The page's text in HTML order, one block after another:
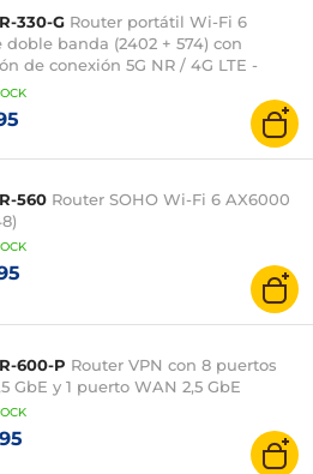
330-G Router portátil Wi-Fi 6
doble banda (2402 + 574) con
de conexión 5G NR / 4G LTE -
- puerto USB-C - puerto
560 Router SOHO Wi-Fi 6 AX6000
600-P Router VPN con 8 puertos
GbE y 1 puerto WAN 2,5 GbE
95